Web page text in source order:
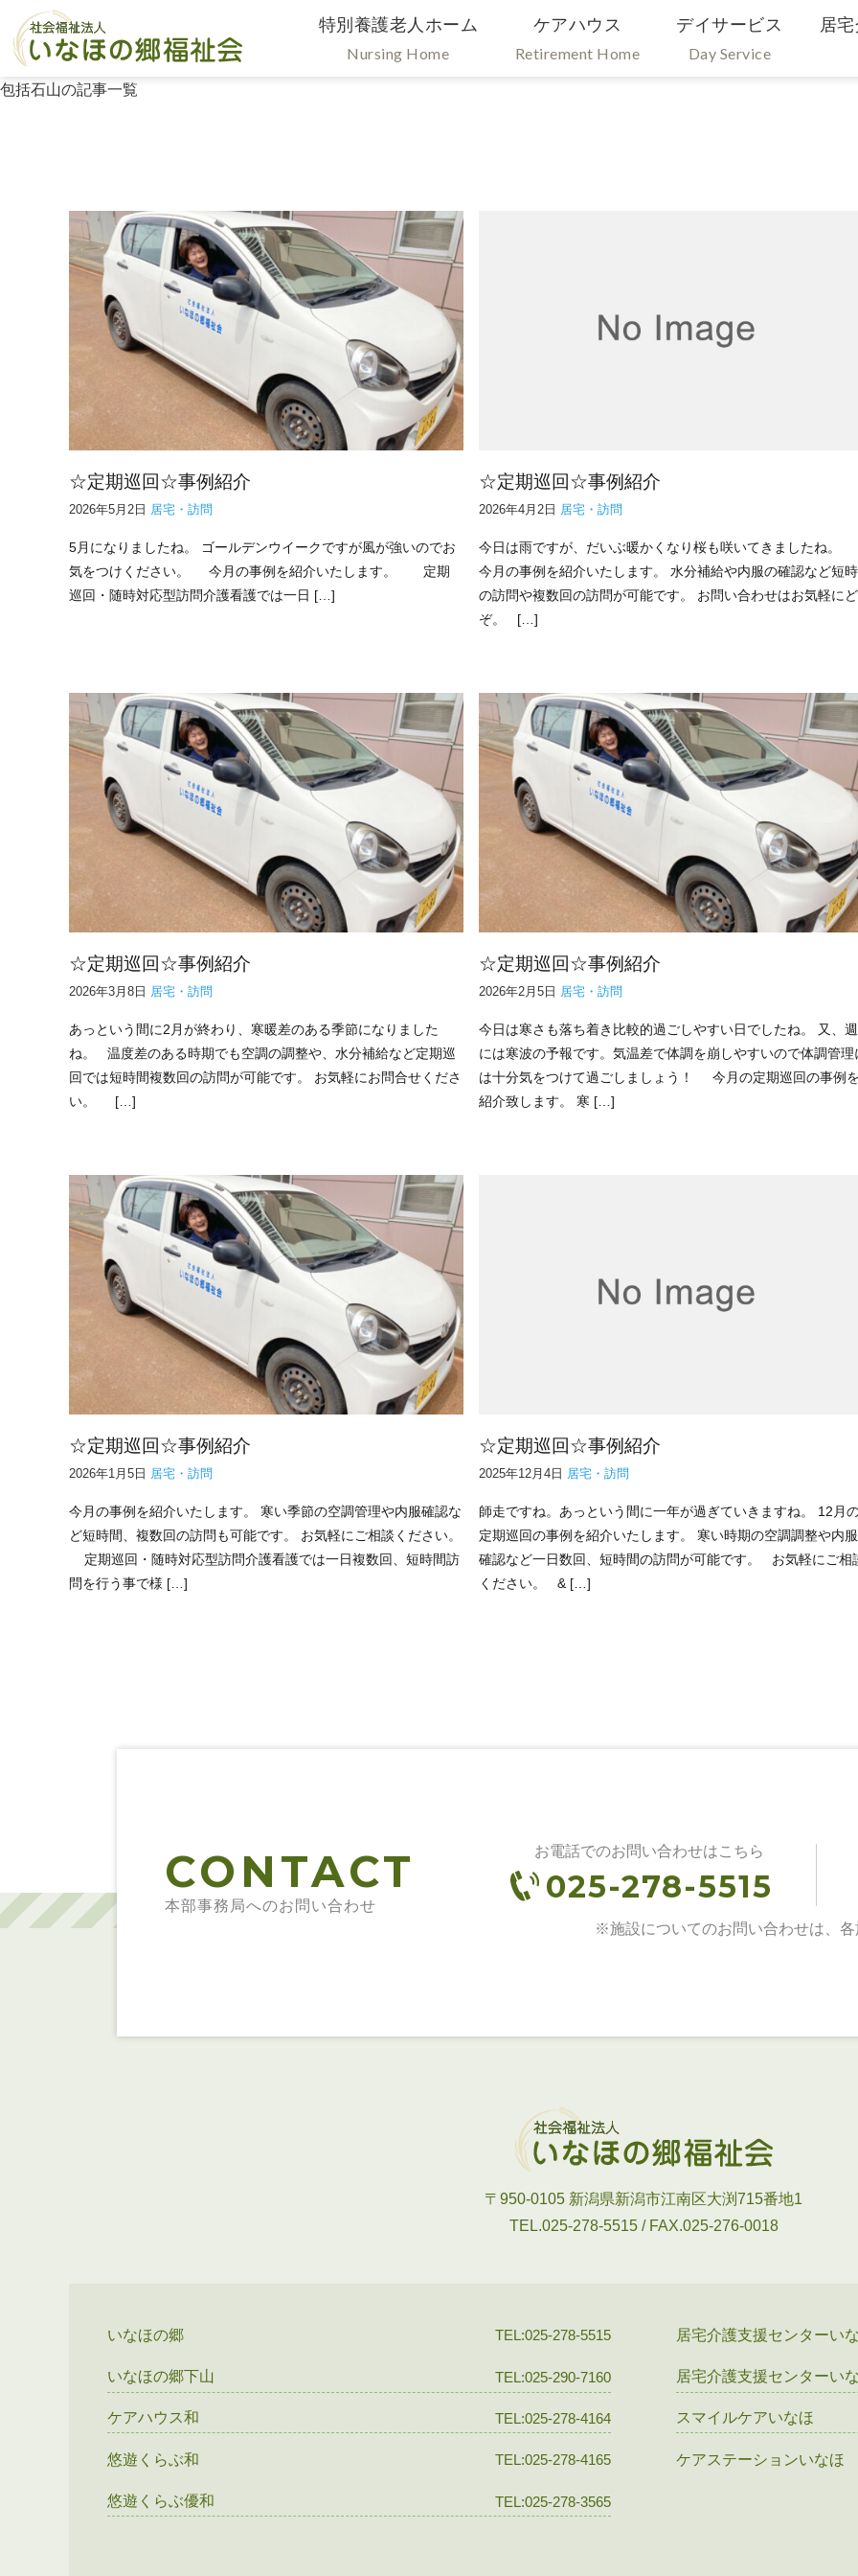
特別養護老人ホーム
Nursing Home
ケアハウス
Retirement Home
デイサービス
Day Service
居
包括石山の記事一覧
☆定期巡回☆事例紹介
2026年5月2日 居宅・訪問
5月になりましたね。 ゴールデンウイークですが風が強いのでお
気をつけください。 今月の事例を紹介いたします。 定期
巡回・随時対応型訪問介護看護では一日 […]
☆定期巡回☆事例紹介
2026年4月2日 居宅・訪問
今日は雨ですが、だいぶ暖かくなり桜も咲いてきましたね。
今月の事例を紹介いたします。 水分補給や内服の確認など短
の訪問や複数回の訪問が可能です。 お問い合わせはお気軽にど
ぞ。 […]
☆定期巡回☆事例紹介
2026年3月8日 居宅・訪問
あっという間に2月が終わり、寒暖差のある季節になりました
ね。 温度差のある時期でも空調の調整や、水分補給など定期巡
回では短時間複数回の訪問が可能です。 お気軽にお問合せくださ
い。 […]
☆定期巡回☆事例紹介
2026年2月5日 居宅・訪問
今日は寒さも落ち着き比較的過ごしやすい日でしたね。 又、
には寒波の予報です。気温差で体調を崩しやすいので体調管理
は十分気をつけて過ごしましょう！ 今月の定期巡回の事例を
紹介致します。 寒 […]
☆定期巡回☆事例紹介
2026年1月5日 居宅・訪問
今月の事例を紹介いたします。 寒い季節の空調管理や内服確認な
ど短時間、複数回の訪問も可能です。 お気軽にご相談ください。
定期巡回・随時対応型訪問介護看護では一日複数回、短時間訪
問を行う事で様 […]
☆定期巡回☆事例紹介
2025年12月4日 居宅・訪問
師走ですね。あっという間に一年が過ぎていきますね。 12月
定期巡回の事例を紹介いたします。 寒い時期の空調調整や内
確認など一日数回、短時間の訪問が可能です。 お気軽にご相
ください。 & […]
CONTACT
本部事務局へのお問い合わせ
お電話でのお問い合わせはこちら
025-278-5515
※施設についてのお問い合わせは、各
〒950-0105 新潟県新潟市江南区大渕715番地1
TEL.025-278-5515 / FAX.025-276-0018
いなほの郷 TEL:025-278-5515
いなほの郷下山 TEL:025-290-7160
ケアハウス和 TEL:025-278-4164
悠遊くらぶ和 TEL:025-278-4165
悠遊くらぶ優和 TEL:025-278-3565
居宅介護支援センターい
居宅介護支援センターい
スマイルケアいなほ
ケアステーションいなほ